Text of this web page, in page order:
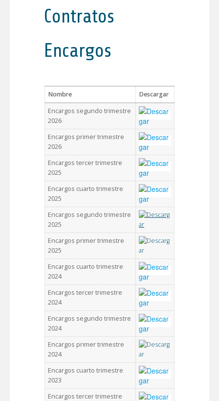
Contratos
Encargos
Nombre
Descargar
Encargos segundo trimestre
2026
Encargos primer trimestre
2026
Encargos tercer trimestre
2025
Encargos cuarto trimestre
2025
Encargos segundo trimestre
2025
Encargos primer trimestre
2025
Encargos cuarto trimestre
2024
Encargos tercer trimestre
2024
Encargos segundo trimestre
2024
Encargos primer trimestre
2024
Encargos cuarto trimestre
2023
Encargos tercer trimestre